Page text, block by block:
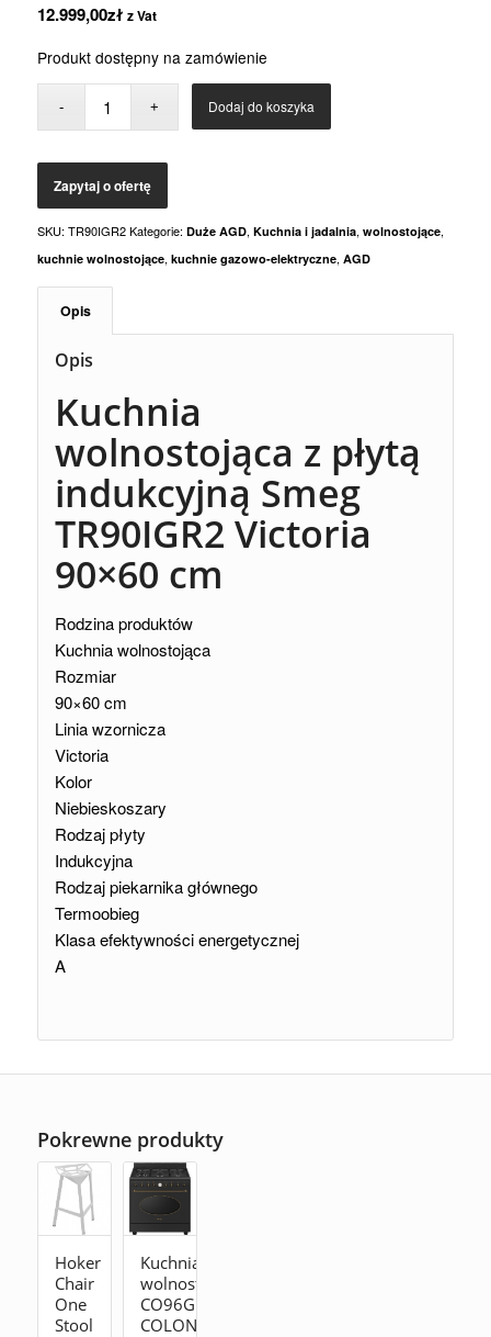
12.999,00zł z Vat
Produkt dostępny na zamówienie
Dodaj do koszyka
SKU: TR90IGR2 Kategorie: Duże AGD, Kuchnia i jadalnia, wolnostojące,
kuchnie wolnostojące, kuchnie gazowo-elektryczne, AGD
Opis
Opis
Kuchnia
wolnostojąca z płytą
indukcyjną Smeg
TR90IGR2 Victoria
90×60 cm
Rodzina produktów
Kuchnia wolnostojąca
Rozmiar
90×60 cm
Linia wzornicza
Victoria
Kolor
Niebieskoszary
Rodzaj płyty
Indukcyjna
Rodzaj piekarnika głównego
Termoobieg
Klasa efektywności energetycznej
A
Pokrewne produkty
Hoker
Chair
One
Stool
Kuchnia
wolnostojąca
CO96GMA9
COLONIALE